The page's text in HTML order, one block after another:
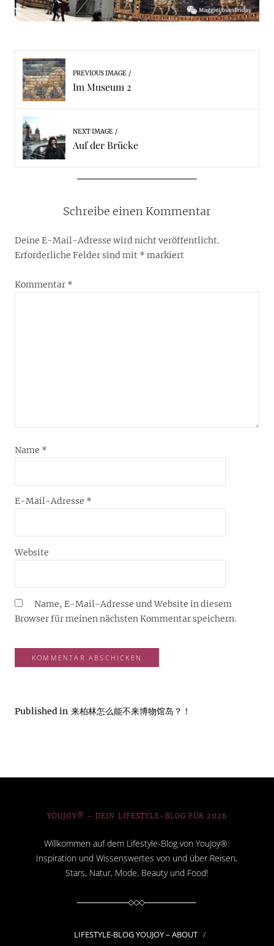
PREVIOUS IMAGE
Im Museum 2
NEXT IMAGE
Auf der Brücke
Schreibe einen Kommentar
Deine E-Mail-Adresse wird nicht veröffentlicht.
Erforderliche Felder sind mit * markiert
Kommentar *
Name *
E-Mail-Adresse *
Website
Name, E-Mail-Adresse und Website in diesem
Browser für meinen nächsten Kommentar speichern.
Published in 来柏林怎么能不来博物馆岛？！
YOUJOY® – DEIN LIFESTYLE-BLOG FÜR 2026
Willkommen auf dem Lifestyle-Blog von YouJoy®:
Inspiration und Wissenswertes von und über Reisen,
Stars, Natur, Mode, Beauty und Food!
LIFESTYLE-BLOG YOUJOY – ABOUT